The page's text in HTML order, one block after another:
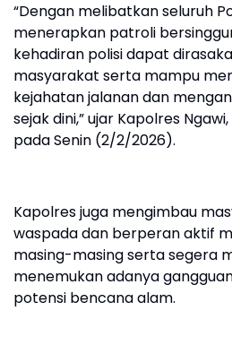
“Dengan melibatkan seluruh
menerapkan patroli
kehadiran polisi dapat
masyarakat serta mampu
kejahatan jalanan dan
sejak dini,” ujar Kapolres
pada Senin (2/2/2026).
Kapolres juga mengimbau
waspada dan berperan aktif
masing-masing serta segera
menemukan adanya
potensi bencana alam.